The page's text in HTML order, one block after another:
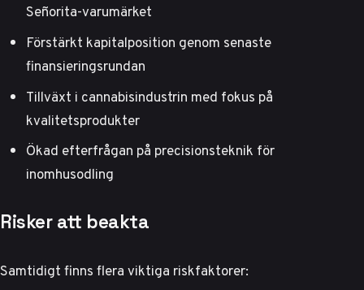
Señorita-varumärket
Förstärkt kapitalposition genom senaste
finansieringsrundan
Tillväxt i cannabisindustrin med fokus på
kvalitetsprodukter
Ökad efterfrågan på precisionsteknik för
inomhusodling
Risker att beakta
Samtidigt finns flera viktiga riskfaktorer: